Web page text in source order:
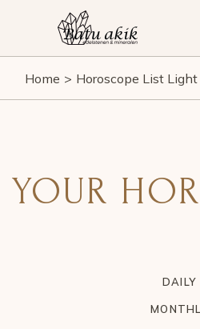
Home Horoscope List Light
YOUR
DAILY